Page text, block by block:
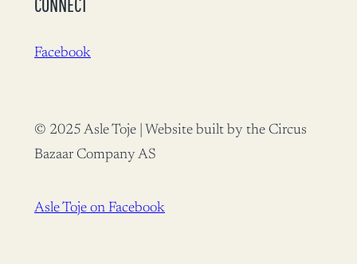
Facebook
© 2025 Asle Toje | Website built by the Circus
Bazaar Company AS
Asle Toje on Facebook